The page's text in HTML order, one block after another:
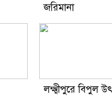
জরিমানা
লক্ষ্মীপুরে বিপুল